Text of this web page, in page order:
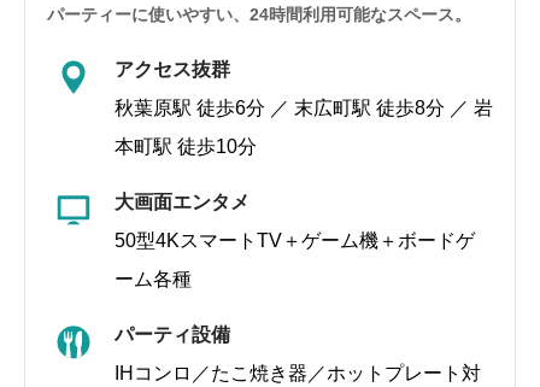
パーティーに使いやすい、24時間利用可能なスペース。
アクセス抜群
秋葉原駅 徒歩6分 ／ 末広町駅 徒歩8分 ／ 岩
本町駅 徒歩10分
大画面エンタメ
50型4KスマートTV＋ゲーム機＋ボードゲ
ーム各種
パーティ設備
IHコンロ／たこ焼き器／ホットプレート対